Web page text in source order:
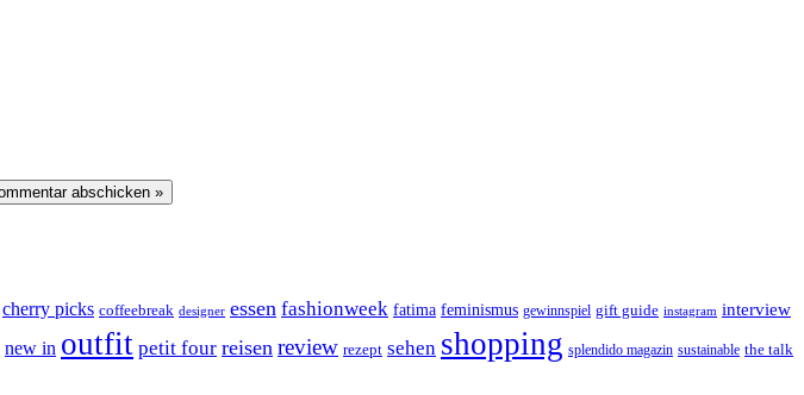
cherry picks coffeebreak designer essen fashionweek fatima feminismus gewinnspiel gift guide instagram interview
new in outfit petit four reisen review rezept sehen shopping splendido magazin sustainable the talk